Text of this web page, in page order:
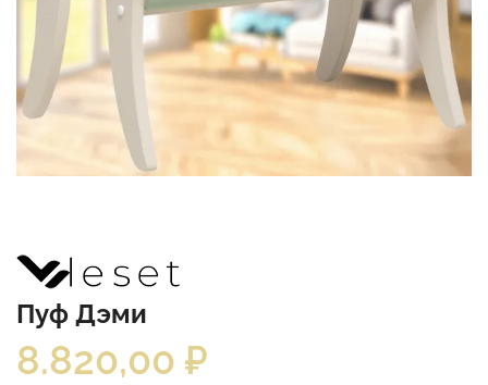
Пуф Дэми
8.820,00 ₽